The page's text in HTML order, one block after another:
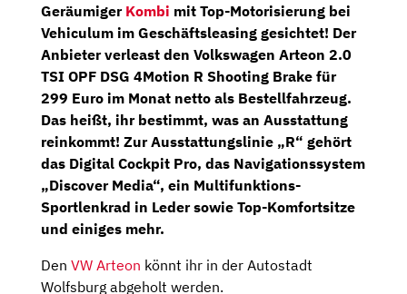
Geräumiger Kombi mit Top-Motorisierung bei
Vehiculum im Geschäftsleasing gesichtet! Der
Anbieter verleast den Volkswagen Arteon 2.0
TSI OPF DSG 4Motion R Shooting Brake für
299 Euro im Monat netto als Bestellfahrzeug.
Das heißt, ihr bestimmt, was an Ausstattung
reinkommt! Zur Ausstattungslinie „R“ gehört
das Digital Cockpit Pro, das Navigationssystem
„Discover Media“, ein Multifunktions-
Sportlenkrad in Leder sowie Top-Komfortsitze
und einiges mehr.
Den VW Arteon könnt ihr in der Autostadt
Wolfsburg abgeholt werden.